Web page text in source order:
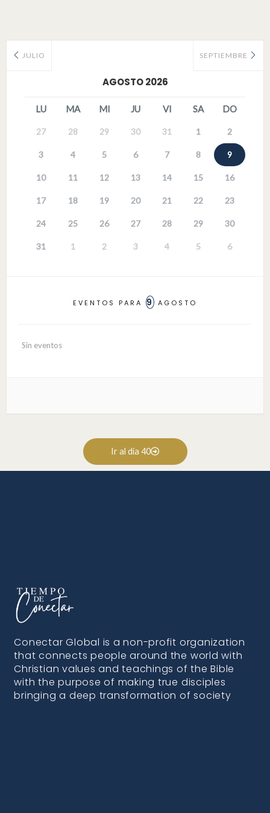
JULIO
AGOSTO 2026
SEPTIEMBRE
LU MA MI JU VI SA DO
27 28 29 30 31 1 2
3 4 5 6 7 8 9
10 11 12 13 14 15 16
17 18 19 20 21 22 23
24 25 26 27 28 29 30
31 1 2 3 4 5 6
EVENTOS PARA 9 AGOSTO
Sin eventos
Ir al día 40
Conectar Global is a non-profit organization
that connects people around the world with
Christian values and teachings of the Bible
with the purpose of making true disciples
bringing a deep transformation of society